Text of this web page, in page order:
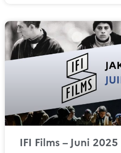
IFI Films – Juni 2025